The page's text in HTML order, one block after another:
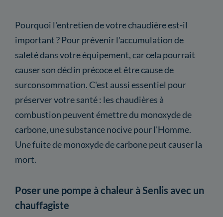
Pourquoi l'entretien de votre chaudière est-il
important ? Pour prévenir l'accumulation de
saleté dans votre équipement, car cela pourrait
causer son déclin précoce et être cause de
surconsommation. C'est aussi essentiel pour
préserver votre santé : les chaudières à
combustion peuvent émettre du monoxyde de
carbone, une substance nocive pour l'Homme.
Une fuite de monoxyde de carbone peut causer la
mort.
Poser une pompe à chaleur à Senlis avec un
chauffagiste